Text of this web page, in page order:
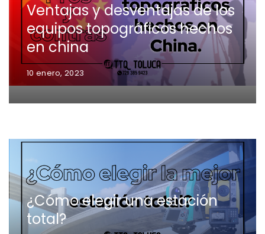
Ventajas y desventajas de los
equipos topográficos hechos
en china
10 enero, 2023
¿Cómo elegir una estación
total?